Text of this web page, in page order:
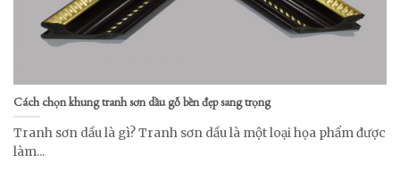
Cách chọn khung tranh sơn dầu gỗ bền đẹp sang trọng
Tranh sơn dầu là gì? Tranh sơn dầu là một loại họa phẩm được
làm...